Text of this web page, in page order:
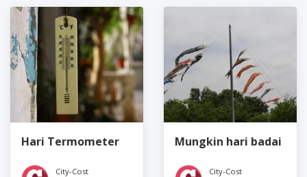
Hari Termometer
City-Cost
Mungkin hari badai
City-Cost